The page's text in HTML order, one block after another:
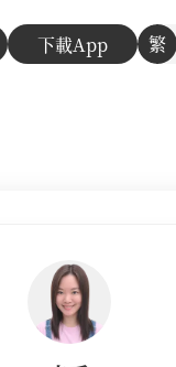
下載App 繁